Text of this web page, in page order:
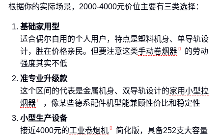
根据你的实际场景，2000-4000元价位主要有三类选择：
基础家用型
适合偶尔自用的个人用户，特点是塑料机身、单导轨设
计，胜在价格亲民。但要注意这类手动卷烟器
的劳动
强度其实不低
准专业升级款
这个区间的代表是金属机身、双导轨设计的家用小型拉
烟器
，像某些德系配件机型能兼顾性价比和稳定性
小型生产设备
接近4000元的工业卷烟机
简化版，具备252支大容量